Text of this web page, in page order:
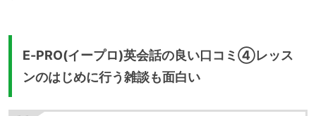
E-PRO(イープロ)英会話の良い口コミ④レッス
ンのはじめに行う雑談も面白い